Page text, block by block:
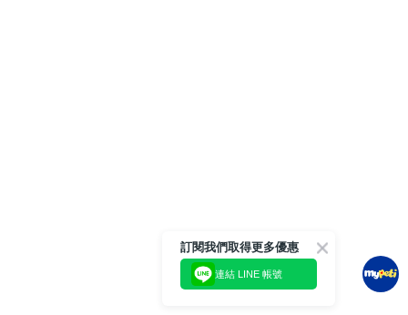
訂閱我們取得更多優惠
連結 LINE 帳號